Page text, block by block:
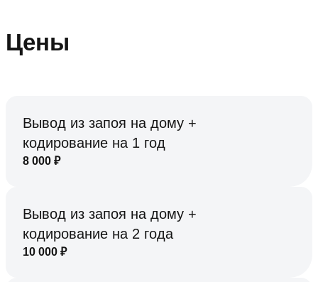
Цены
Вывод из запоя на дому +
кодирование на 1 год
8 000 ₽
Вывод из запоя на дому +
кодирование на 2 года
10 000 ₽